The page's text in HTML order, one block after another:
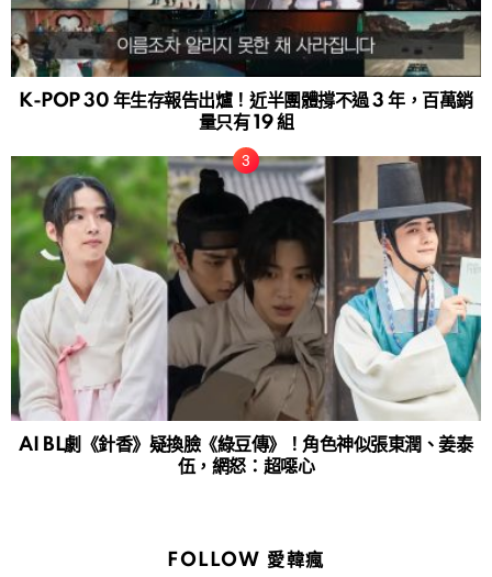
K-POP 30 年生存報告出爐！近半團體撐不過 3 年，百萬銷
量只有 19 組
AI BL劇《針香》疑換臉《綠豆傳》！角色神似張東潤、姜泰
伍，網怒：超噁心
FOLLOW 愛韓瘋